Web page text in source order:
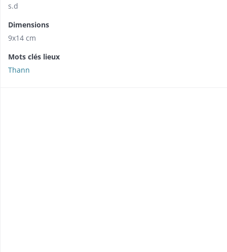
s.d
Dimensions
9x14 cm
Mots clés lieux
Thann